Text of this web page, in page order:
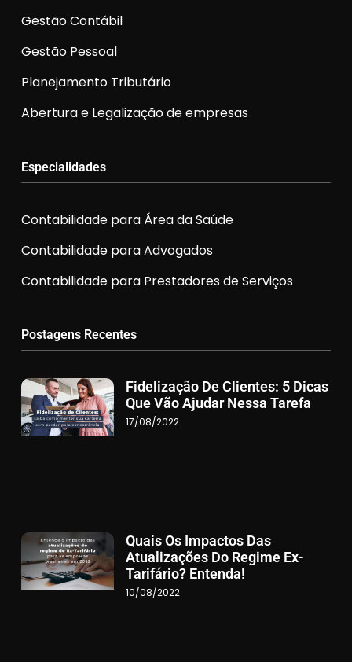
Gestão Contábil
Gestão Pessoal
Planejamento Tributário
Abertura e Legalização de empresas
Especialidades
Contabilidade para Área da Saúde
Contabilidade para Advogados
Contabilidade para Prestadores de Serviços
Postagens Recentes
Fidelização De Clientes: 5 Dicas
Que Vão Ajudar Nessa Tarefa
17/08/2022
Quais Os Impactos Das
Atualizações Do Regime Ex-
Tarifário? Entenda!
10/08/2022